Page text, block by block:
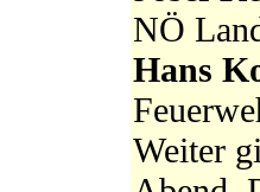
NÖ
Hans
Weiter